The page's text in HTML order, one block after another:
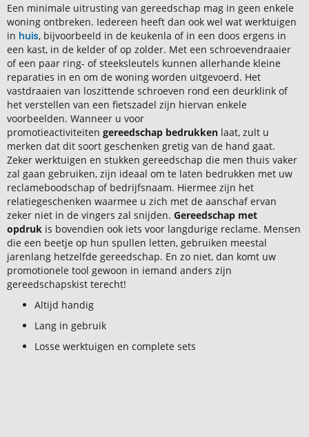
Een minimale uitrusting van gereedschap mag in geen enkele
woning ontbreken. Iedereen heeft dan ook wel wat werktuigen
in huis, bijvoorbeeld in de keukenla of in een doos ergens in
een kast, in de kelder of op zolder. Met een schroevendraaier
of een paar ring- of steeksleutels kunnen allerhande kleine
reparaties in en om de woning worden uitgevoerd. Het
vastdraaien van loszittende schroeven rond een deurklink of
het verstellen van een fietszadel zijn hiervan enkele
voorbeelden. Wanneer u voor
promotieactiviteiten gereedschap bedrukken laat, zult u
merken dat dit soort geschenken gretig van de hand gaat.
Zeker werktuigen en stukken gereedschap die men thuis vaker
zal gaan gebruiken, zijn ideaal om te laten bedrukken met uw
reclameboodschap of bedrijfsnaam. Hiermee zijn het
relatiegeschenken waarmee u zich met de aanschaf ervan
zeker niet in de vingers zal snijden. Gereedschap met
opdruk is bovendien ook iets voor langdurige reclame. Mensen
die een beetje op hun spullen letten, gebruiken meestal
jarenlang hetzelfde gereedschap. En zo niet, dan komt uw
promotionele tool gewoon in iemand anders zijn
gereedschapskist terecht!
Altijd handig
Lang in gebruik
Losse werktuigen en complete sets